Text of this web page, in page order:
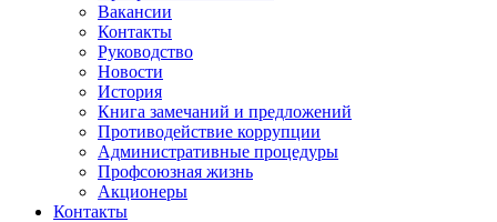
Вакансии
Контакты
Руководство
Новости
История
Книга замечаний и предложений
Противодействие коррупции
Административные процедуры
Профсоюзная жизнь
Акционеры
Контакты